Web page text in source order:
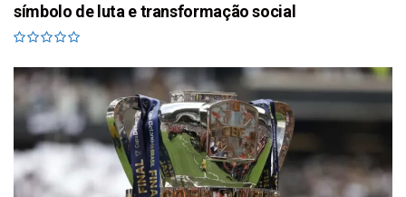
símbolo de luta e transformação social